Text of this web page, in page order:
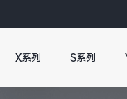
X系列 S系列